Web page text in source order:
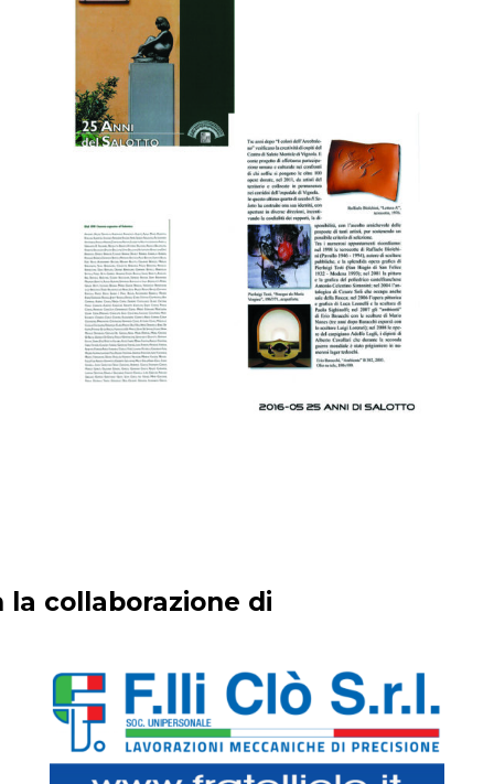
la collaborazione di